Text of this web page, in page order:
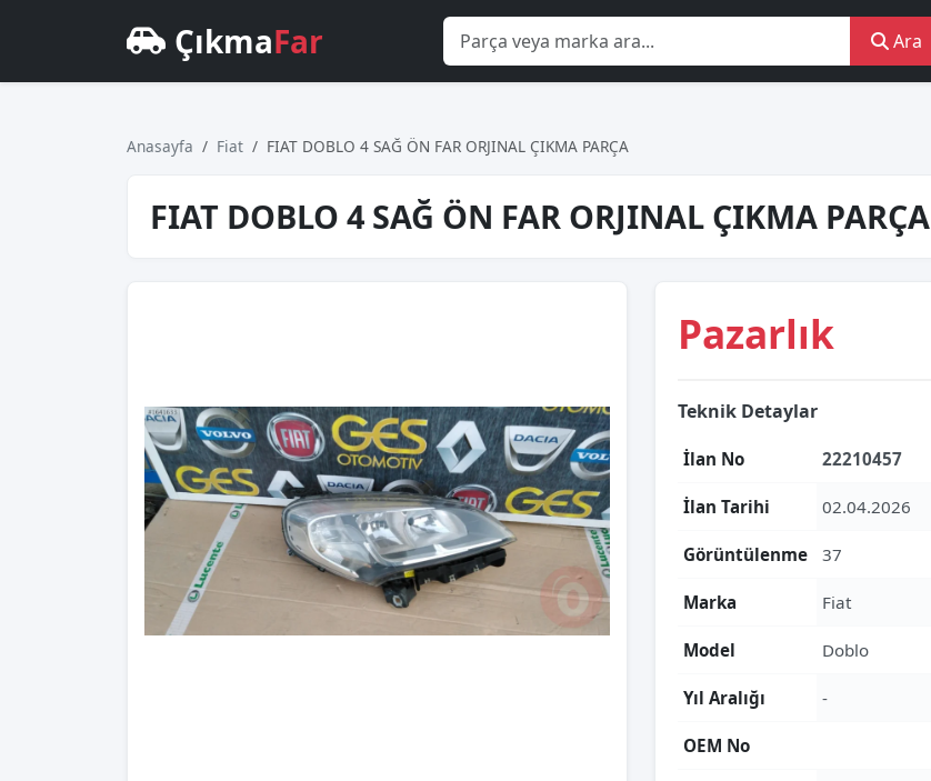
ÇıkmaFar Ara
Anasayfa Fiat FIAT DOBLO 4 SAĞ ÖN FAR ORJINAL ÇIKMA PARÇA
FIAT DOBLO 4 SAĞ ÖN FAR ORJINAL ÇIKMA PARÇA
Pazarlık
Teknik Detaylar
İlan No 22210457
İlan Tarihi 02.04.2026
Görüntülenme 37
Marka Fiat
Model Doblo
Yıl Aralığı -
OEM No